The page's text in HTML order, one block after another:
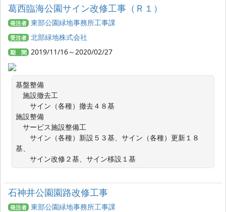
葛西臨海公園サイン改修工事（Ｒ１）
発注者 東部公園緑地事務所工事課
受注者 北部緑地株式会社
期 間 2019/11/16～2020/02/27
基盤整備
施設撤去工
サイン（各種）撤去４８基
施設整備
サービス施設整備工
サイン（各種）新設５３基、サイン（各種）更新１８
基、
サイン改修２基、サイン移設１基
石神井公園園路改修工事
発注者 東部公園緑地事務所工事課